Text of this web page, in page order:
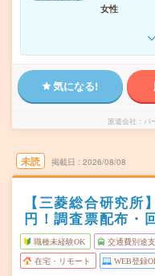
女性
気になる!
派遣会社 パ
未読 掲載日 2026/08/08
【三菱総合研究所
円！調査票配布・
職種未経験OK 交通費別途
在宅・リモート WEB登録